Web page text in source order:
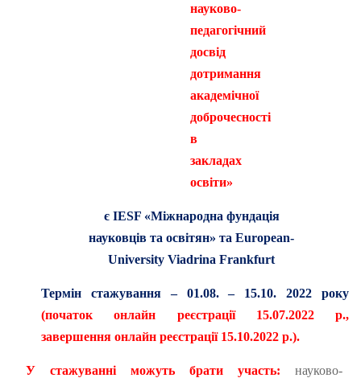
науково-
педагогічний
досвід
дотримання
академічної
доброчесності
в
закладах
освіти»
є IESF «Міжнародна фундація
науковців та освітян» та European-
University Viadrina Frankfurt
Термін стажування – 01.08. – 15.10. 2022 року
(початок онлайн реєстрації 15.07.2022 р.,
завершення онлайн реєстрації 15.10.2022 р.).
У стажуванні можуть брати участь: науково-